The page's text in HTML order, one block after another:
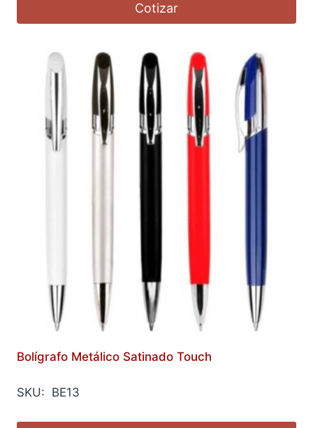
Cotizar
Bolígrafo Metálico Satinado Touch
SKU: BE13